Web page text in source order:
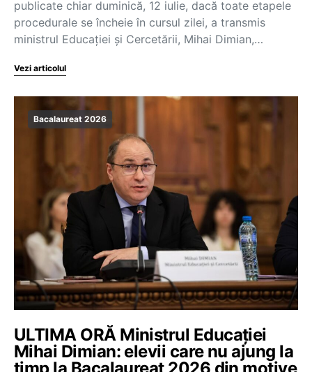
publicate chiar duminică, 12 iulie, dacă toate etapele
procedurale se încheie în cursul zilei, a transmis
ministrul Educației și Cercetării, Mihai Dimian,…
Vezi articolul
Bacalaureat 2026
ULTIMA ORĂ Ministrul Educației
Mihai Dimian: elevii care nu ajung la